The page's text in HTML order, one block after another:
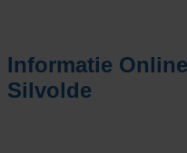
Informatie
Silvolde